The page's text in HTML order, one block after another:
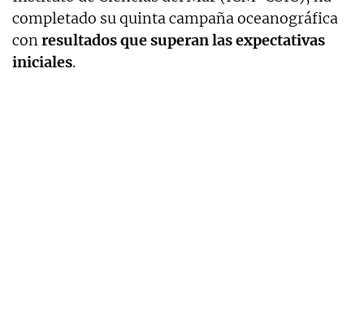
completado su quinta campaña oceanográfica
conresultados que superan las expectativas
iniciales.